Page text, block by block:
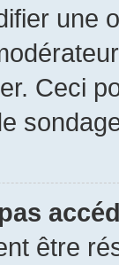
une
Ceci
être